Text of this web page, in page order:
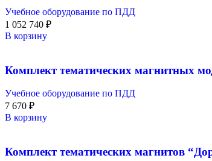
Учебное оборудование по ПДД
1 052 740 ₽
В корзину
Комплект тематических магнитных
Учебное оборудование по ПДД
7 670 ₽
В корзину
Комплект тематических магнитов